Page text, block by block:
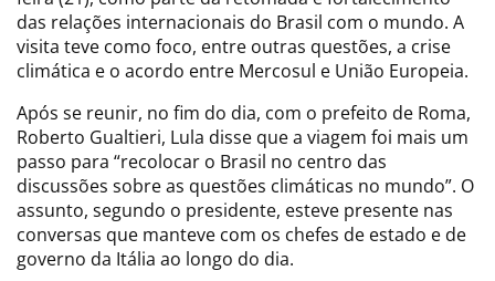
das relações internacionais do Brasil com o mundo. A
visita teve como foco, entre outras questões, a crise
climática e o acordo entre Mercosul e União Europeia.
Após se reunir, no fim do dia, com o prefeito de Roma,
Roberto Gualtieri, Lula disse que a viagem foi mais um
passo para “recolocar o Brasil no centro das
discussões sobre as questões climáticas no mundo”. O
assunto, segundo o presidente, esteve presente nas
conversas que manteve com os chefes de estado e de
governo da Itália ao longo do dia.